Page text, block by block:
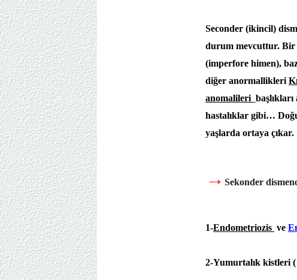
Seconder (ikincil)
durum mevcuttur. Bir
(imperfore himen),
diğer anormallikleri
anomalileri
hastalıklar gibi…
yaşlarda ortaya çıkar.
→ Sekonder
1-Endometriozis ve
2-Yumurtalık kistleri (